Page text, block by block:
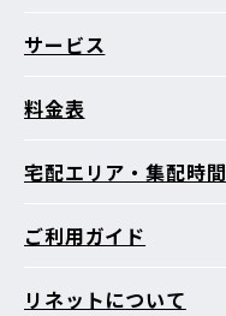
サービス
料金表
宅配エリア・集配時間
ご利用ガイド
リネットについて